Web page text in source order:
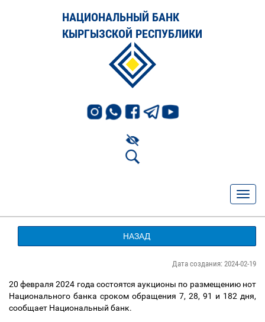
НАЦИОНАЛЬНЫЙ БАНК
КЫРГЫЗСКОЙ РЕСПУБЛИКИ
НАЗАД
Дата создания: 2024-02-19
20 февраля 2024 года состоятся аукционы по размещению нот
Национального банка сроком обращения 7, 28, 91 и 182 дня,
сообщает Национальный банк.